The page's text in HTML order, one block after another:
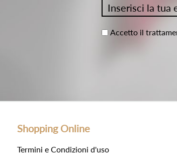
Accetto il
Shopping Online
Termini e Condizioni d'uso